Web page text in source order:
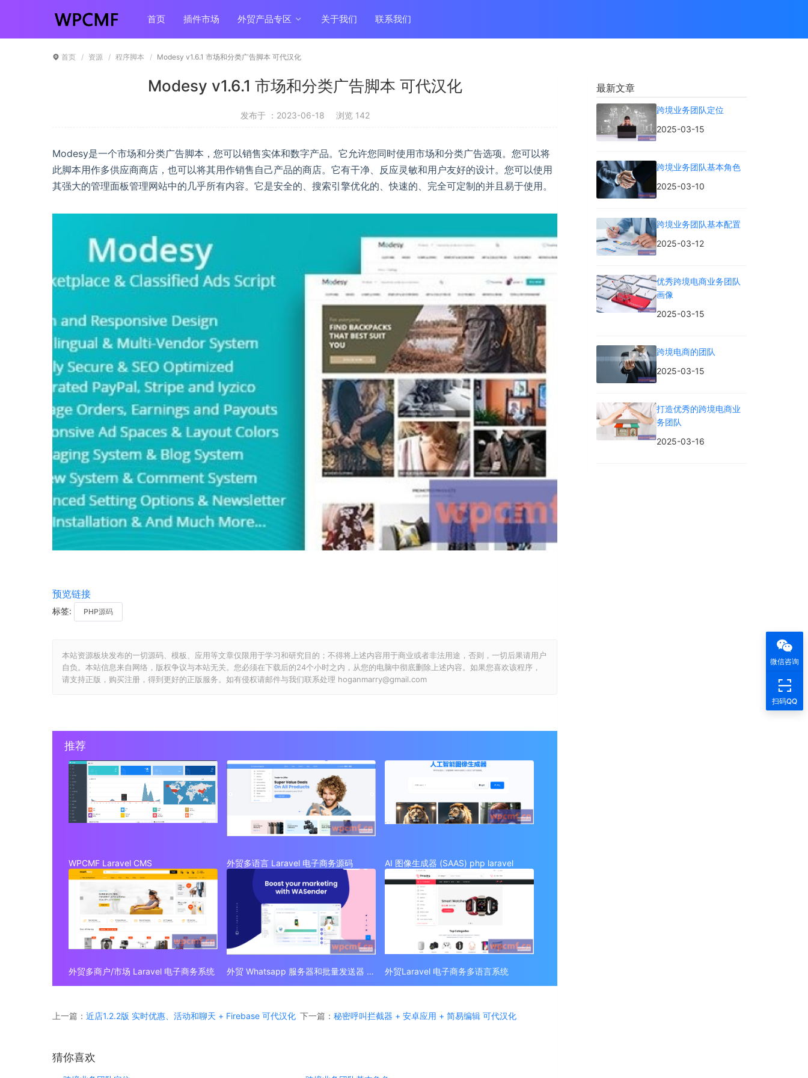
首页 插件市场 外贸产品专区 关于我们 联系我们
首页 资源 程序脚本 Modesy v1.6.1 市场和分类广告脚本 可代汉化
Modesy v1.6.1 市场和分类广告脚本 可代汉化
发布于 ：2023-06-18 浏览 142
Modesy是一个市场和分类广告脚本，您可以销售实体和数字产品。它允许您同时使用市场和分类广告选项。您可以将
此脚本用作多供应商商店，也可以将其用作销售自己产品的商店。它有干净、反应灵敏和用户友好的设计。您可以使用
其强大的管理面板管理网站中的几乎所有内容。它是安全的、搜索引擎优化的、快速的、完全可定制的并且易于使用。
预览链接
标签: PHP源码
本站资源板块发布的一切源码、模板、应用等文章仅限用于学习和研究目的；不得将上述内容用于商业或者非法用途，否则，一切后果请用户
自负。本站信息来自网络，版权争议与本站无关。您必须在下载后的24个小时之内，从您的电脑中彻底删除上述内容。如果您喜欢该程序，
请支持正版，购买注册，得到更好的正版服务。如有侵权请邮件与我们联系处理 hoganmarry@gmail.com
推荐
WPCMF Laravel CMS 外贸多语言 Laravel 电子商务源码 AI 图像生成器 (SAAS) php laravel
外贸多商户/市场 Laravel 电子商务系统 外贸 Whatsapp 服务器和批量发送器 (SAAS) 外贸Laravel 电子商务多语言系统
上一篇： 近店1.2.2版 实时优惠、活动和聊天 + Firebase 可代汉化 下一篇： 秘密呼叫拦截器 + 安卓应用 + 简易编辑 可代汉化
猜你喜欢
最新文章
跨境业务团队定位
2025-03-15
跨境业务团队基本角色
2025-03-10
跨境业务团队基本配置
2025-03-12
优秀跨境电商业务团队
画像
2025-03-15
跨境电商的团队
2025-03-15
打造优秀的跨境电商业
务团队
2025-03-16
微信咨询
扫码QQ